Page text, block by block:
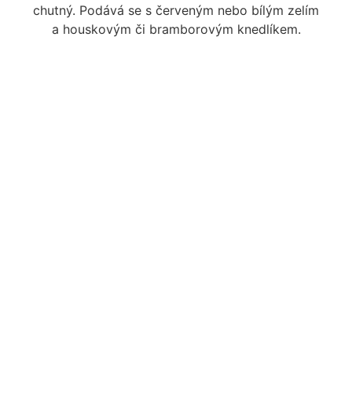
chutný. Podává se s červeným nebo bílým zelím
a houskovým či bramborovým knedlíkem.